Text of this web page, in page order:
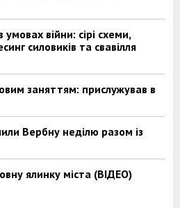
умовах війни: сірі схеми,
силовиків та свавілля
заняттям: прислужував в
Вербну неділю разом із
ялинку міста (ВІДЕО)